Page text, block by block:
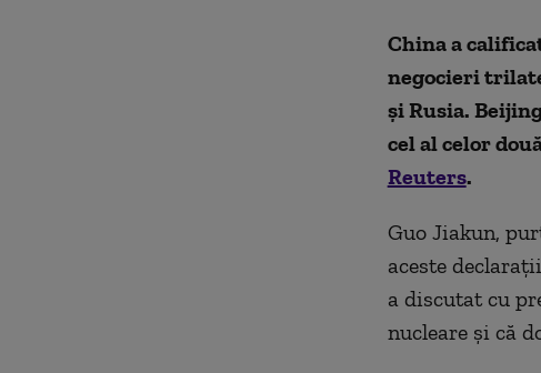
China a
negocieri
și Rusia.
cel al celor
Reuters.
Guo Jiakun,
aceste
a discutat cu
nucleare şi că